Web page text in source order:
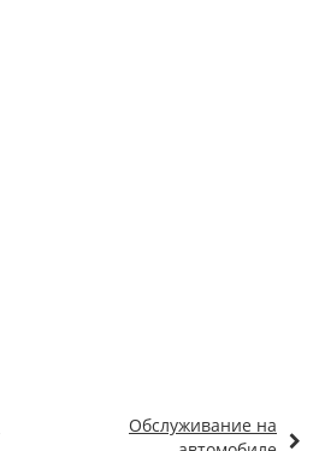
Обслуживание на